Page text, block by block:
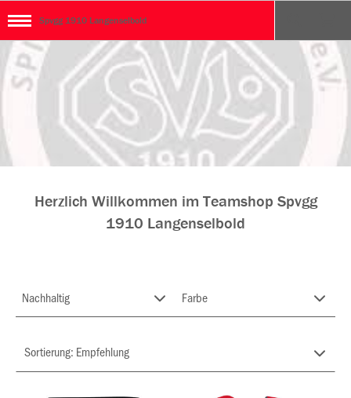
Spvgg 1910 Langenselbold
Herzlich Willkommen im Teamshop Spvgg
1910 Langenselbold
Nachhaltig Farbe